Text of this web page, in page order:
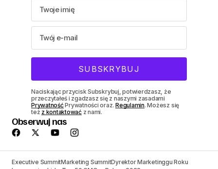
Naciskając przycisk Subskrybuj, potwierdzasz, że
przeczytałeś i zgadzasz się z naszymi zasadami
PrywatnośćPrywatności oraz.Regulamin. Możesz się
też z kontaktowaćz nami.
Obserwuj nas
Executive SummitMarketing SummitDyrektor Marketinggu Roku